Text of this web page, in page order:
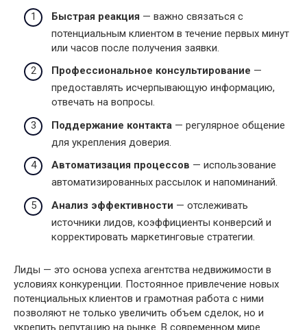
Быстрая реакция — важно связаться с
потенциальным клиентом в течение первых минут
или часов после получения заявки.
Профессиональное консультирование —
предоставлять исчерпывающую информацию,
отвечать на вопросы.
Поддержание контакта — регулярное общение
для укрепления доверия.
Автоматизация процессов — использование
автоматизированных рассылок и напоминаний.
Анализ эффективности — отслеживать
источники лидов, коэффициенты конверсий и
корректировать маркетинговые стратегии.
Лиды — это основа успеха агентства недвижимости в
условиях конкуренции. Постоянное привлечение новых
потенциальных клиентов и грамотная работа с ними
позволяют не только увеличить объем сделок, но и
укрепить репутацию на рынке. В современном мире